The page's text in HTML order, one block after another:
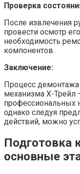
Проверка
После извлечения
провести осмотр
необходимость
компонентов.
Заключение:
Процесс
механизма Х-Трейл
профессиональных
однако следуя
действий, можно
Подготовка
основные